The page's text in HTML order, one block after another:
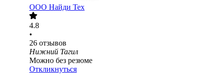
ООО Найди Тех
4.8
•
26 отзывов
Нижний Тагил
Можно без резюме
Откликнуться